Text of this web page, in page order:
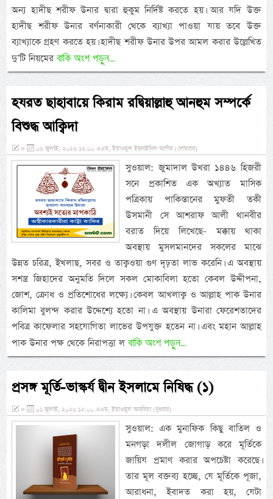
অন্য হাদীছ শরীফ উনার দ্বারা হুকুম নির্দিষ্ট করতে হয়। আর যদি উক্ত
হাদীছ শরীফ উনার বর্ণনাকারী থেকে ব্যাখ্যা পাওয়া যায় তবে উক্ত
ব্যাখ্যাকে গ্রহণ করতে হয়। হাদীছ শরীফ উনার উপর আমল করার উল্লেখিত
দু’টি নিয়মেরবাকি অংশ পড়ুন...
হযরত ছাহাবায়ে কিরাম রদ্বিয়াল্লাহু আনহুম সম্পর্কে
বিশুদ্ধ আক্বিদা
» ০৬ জুলাই, ২০২৬ ১২:০০ এএম, ইয়াওমুল ইছনাইনিল আযীম (সোমবার)
সুওয়াল: জুমাদাল উখরা ১৪৪৬ হিজরী
সনে প্রকাশিত এক অখ্যাত মাসিক
পত্রিকায় পাকিস্তানের মুফতী তকী
উসমানী সে আশরাফ আলী থানবীর
বরাত দিয়ে লিখেছে- মক্কায় থাকা
অবস্থায় মুসলমানদের সকলের মাঝে
উন্নত চরিত্র, ইখলাছ, সবর ও তাক্বওয়া গুণ দৃঢ়তা লাভ করেনি। এ অবস্থায়
সশস্ত্র জিহাদের অনুমতি দিলে সকল মোকাবিলা হতো কেবল উদ্দীপনা,
জোশ, ক্রোধ ও প্রতিশোধের লক্ষ্যে। কেবল আখলাক্ব ও আল্লাহ পাক উনার
কালিমা বুলন্দ করার উদ্দেশ্যে হতো না। এ অবস্থায় উনারা ফেরেশতাদের
পবিত্র কাফেলার সহযোগিতা লাভের উপযুক্ত হতেন না। এবং মহান আল্লাহ
পাক উনার পক্ষ থেকে নিরাপত্তা লবাকি অংশ পড়ুন...
প্রসঙ্গ মূর্তি-ভাস্কর্য দ্বীন ইসলামে নিষিদ্ধ (১)
» ০১ জুলাই, ২০২৬ ১২:০০ এএম, ইয়াওমুল আরবিয়া (বুধবার)
সুওয়াল: এক মুনাফিক কিছু বাতিল ও
মনগড়া দলীল জোগাড় করে মূর্তিকে
জায়িয প্রমাণ করার অপচেষ্টা করেছে।
তার মূল বক্তব্য হচ্ছে, যে মূর্তিকে পূজা,
আরাধনা, ইবাদত করা হয়, যেটা